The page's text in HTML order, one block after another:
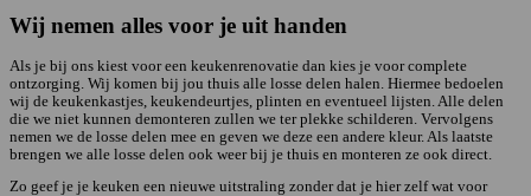
Wij nemen alles voor je uit handen
Als je bij ons kiest voor een keukenrenovatie dan kies je voor complete
ontzorging. Wij komen bij jou thuis alle losse delen halen. Hiermee bedoelen
wij de keukenkastjes, keukendeurtjes, plinten en eventueel lijsten. Alle delen
die we niet kunnen demonteren zullen we ter plekke schilderen. Vervolgens
nemen we de losse delen mee en geven we deze een andere kleur. Als laatste
brengen we alle losse delen ook weer bij je thuis en monteren ze ook direct.
Zo geef je je keuken een nieuwe uitstraling zonder dat je hier zelf wat voor